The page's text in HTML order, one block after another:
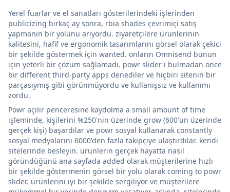
Yerel fuarlar ve el sanatları gösterilerindeki işlerinden
publicizing birkaç ay sonra, rbia shades çevrimiçi satış
yapmanın bir yolunu arıyordu. ziyaretçilere ürünlerinin
kalitesini, hafif ve ergonomik tasarımlarını görsel olarak çekici
bir şekilde göstermek için wanted. onların Omnisend bunun
için yeterli bir çözüm sağlamadı. powr slider'ı bulmadan önce
bir different third-party apps denediler ve hiçbiri sitenin bir
parçasıymış gibi görünmüyordu ve kullanışsız ve kullanımı
zordu.
Powr açılır penceresine kaydolma a small amount of time
işleminde, kişilerini %250'nin üzerinde grow (600'ün üzerinde
gerçek kişi) başardılar ve powr sosyal kullanarak constantly
sosyal medyalarını 6000'den fazla takipçiye ulaştırdılar. kendi
sitelerinde besleyin. ürünlerin gerçek hayatta nasıl
göründüğünü ana sayfada added olarak müşterilerine hızlı
bir şekilde göstermenin görsel bir yolu olarak coming to powr
slider. ürünlerini iyi bir şekilde sergiliyor ve müşterilere